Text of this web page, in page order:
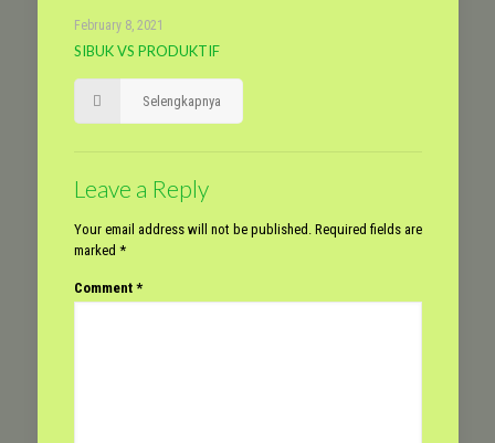
February 8, 2021
SIBUK VS PRODUKTIF
Selengkapnya
Leave a Reply
Your email address will not be published. Required fields are
marked *
Comment *